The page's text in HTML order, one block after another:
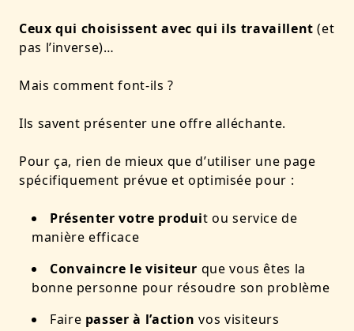
Ceux qui choisissent avec qui ils travaillent(et
pas l’inverse)…
Mais comment font-ils ?
Ils savent présenter une offre alléchante.
Pour ça, rien de mieux que d’utiliser une page
spécifiquement prévue et optimisée pour :
Présenter votre produit ou service de
manière efficace
Convaincre le visiteur que vous êtes la
bonne personne pour résoudre son problème
Faire passer à l’action vos visiteurs